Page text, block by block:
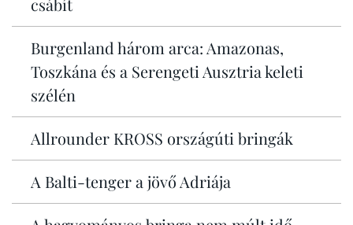
csábít
Burgenland három arca: Amazonas,
Toszkána és a Serengeti Ausztria keleti
szélén
Allrounder KROSS országúti bringák
A Balti-tenger a jövő Adriája